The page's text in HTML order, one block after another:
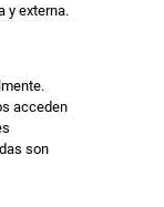
y externa.
acceden
son